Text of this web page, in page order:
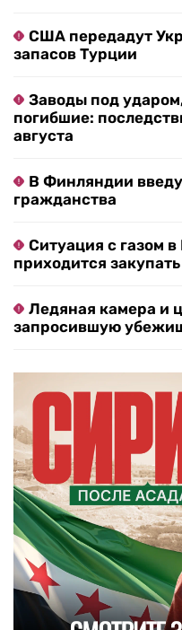
США передадут
запасов Турции
Заводы под
погибшие:
августа
В Финляндии
гражданства
Ситуация с газом в
приходится
Ледяная камера и
запросившую